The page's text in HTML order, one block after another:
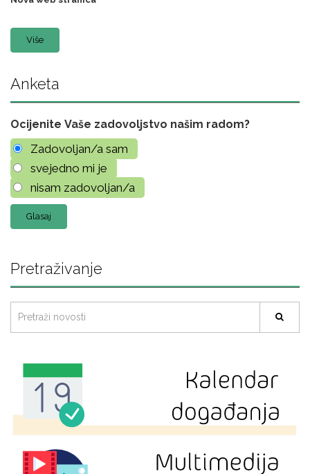
Više
Anketa
Ocijenite Vaše zadovoljstvo našim radom?
Zadovoljan/a sam
svejedno mi je
nisam zadovoljan/a
Pretraživanje